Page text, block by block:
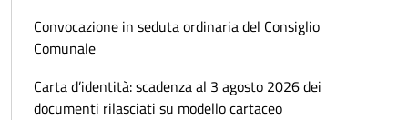
Convocazione in seduta ordinaria del Consiglio
Comunale
Carta d’identità: scadenza al 3 agosto 2026 dei
documenti rilasciati su modello cartaceo